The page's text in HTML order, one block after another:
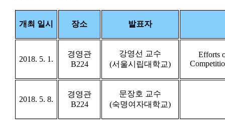
개최 일시 장소 발표자
2018. 5. 1.
경영관
B224
강영선 교수
(서울시립대학교)
Efforts
2018. 5. 8.
경영관
B224
문장호 교수
(숙명여자대학교)